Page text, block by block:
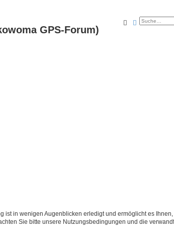
GPS-Forum)
SucheErweiterte
in wenigen Augenblicken erledigt und ermöglicht es
Sie bitte unsere Nutzungsbedingungen und die